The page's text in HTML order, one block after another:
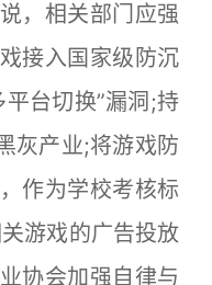
，相关部门应强
接入国家级防沉
台切换”漏洞;持
灰产业;将游戏防
作为学校考核标
游戏的广告投放
协会加强自律与